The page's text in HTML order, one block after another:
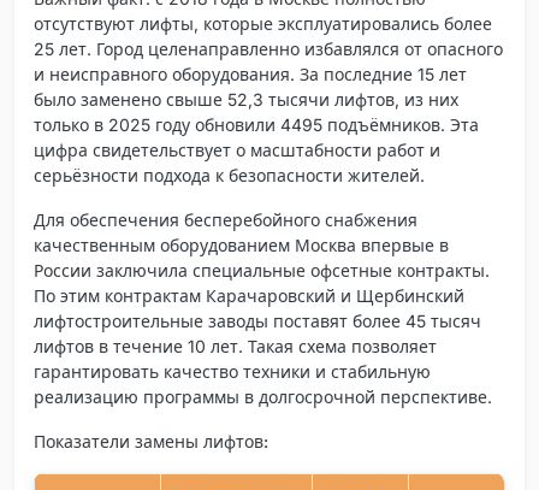
отсутствуют лифты, которые эксплуатировались более
25 лет. Город целенаправленно избавлялся от опасного
и неисправного оборудования. За последние 15 лет
было заменено свыше 52,3 тысячи лифтов, из них
только в 2025 году обновили 4495 подъёмников. Эта
цифра свидетельствует о масштабности работ и
серьёзности подхода к безопасности жителей.
Для обеспечения бесперебойного снабжения
качественным оборудованием Москва впервые в
России заключила специальные офсетные контракты.
По этим контрактам Карачаровский и Щербинский
лифтостроительные заводы поставят более 45 тысяч
лифтов в течение 10 лет. Такая схема позволяет
гарантировать качество техники и стабильную
реализацию программы в долгосрочной перспективе.
Показатели замены лифтов: